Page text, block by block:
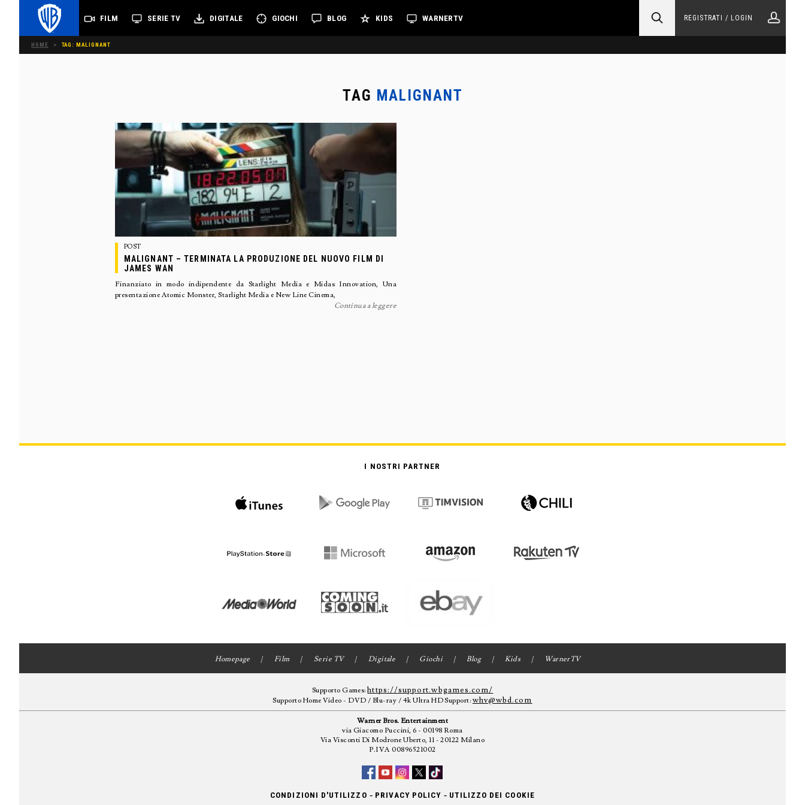
FILM SERIE TV DIGITALE GIOCHI BLOG KIDS WARNERTV REGISTRATI / LOGIN
HOME > TAG: MALIGNANT
TAG MALIGNANT
POST
MALIGNANT – TERMINATA LA PRODUZIONE DEL NUOVO FILM DI
JAMES WAN
Finanziato in modo indipendente da Starlight Media e Midas Innovation, Una
presentazione Atomic Monster, Starlight Media e New Line Cinema,
Continua a leggere
I NOSTRI PARTNER
Homepage Film Serie TV Digitale Giochi Blog Kids WarnerTV
Supporto Games:https://support.wbgames.com/
Supporto Home Video - DVD / Blu-ray / 4k Ultra HD Support:whv@wbd.com
Warner Bros. Entertainment
via Giacomo Puccini, 6 - 00198 Roma
Via Visconti Di Modrone Uberto, 11 - 20122 Milano
P.IVA 00896521002
CONDIZIONI D'UTILIZZO - PRIVACY POLICY - UTILIZZO DEI COOKIE